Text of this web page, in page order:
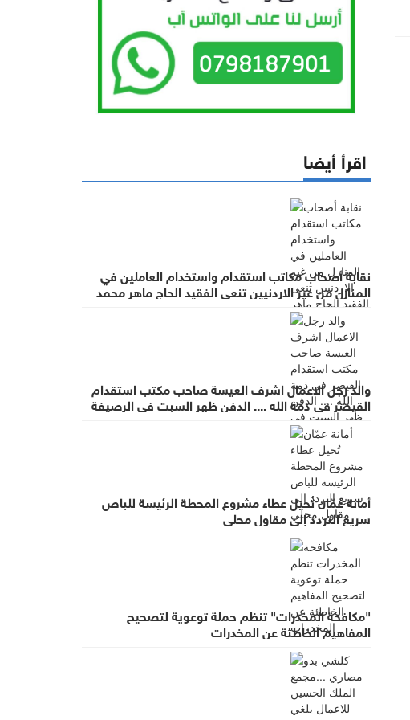
اقرأ أيضا
نقابة أصحاب مكاتب استقدام واستخدام العاملين في
المنازل من غير الاردنيين تنعى الفقيد الحاج ماهر محمد
العيسة
والد رجل الاعمال اشرف العيسة صاحب مكتب استقدام
القيصر في ذمة الله .... الدفن ظهر السبت في الرصيفة
والعزاء في ديوان صانور بحي الرشيد
أمانة عمّان تُحيل عطاء مشروع المحطة الرئيسة للباص
سريع التردد إلى مقاول محلي
"مكافحة المخدرات" تنظم حملة توعوية لتصحيح
المفاهيم الخاطئة عن المخدرات